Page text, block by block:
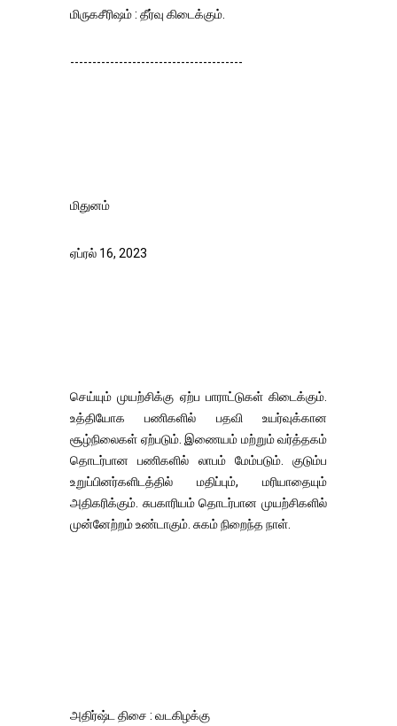
மிருகசீரிஷம் : தீர்வு கிடைக்கும்.
---------------------------------------
மிதுனம்
ஏப்ரல் 16, 2023
செய்யும் முயற்சிக்கு ஏற்ப பாராட்டுகள் கிடைக்கும்.
உத்தியோக பணிகளில் பதவி உயர்வுக்கான
சூழ்நிலைகள் ஏற்படும். இணையம் மற்றும் வர்த்தகம்
தொடர்பான பணிகளில் லாபம் மேம்படும். குடும்ப
உறுப்பினர்களிடத்தில் மதிப்பும், மரியாதையும்
அதிகரிக்கும். சுபகாரியம் தொடர்பான முயற்சிகளில்
முன்னேற்றம் உண்டாகும். சுகம் நிறைந்த நாள்.
அதிர்ஷ்ட திசை : வடகிழக்கு